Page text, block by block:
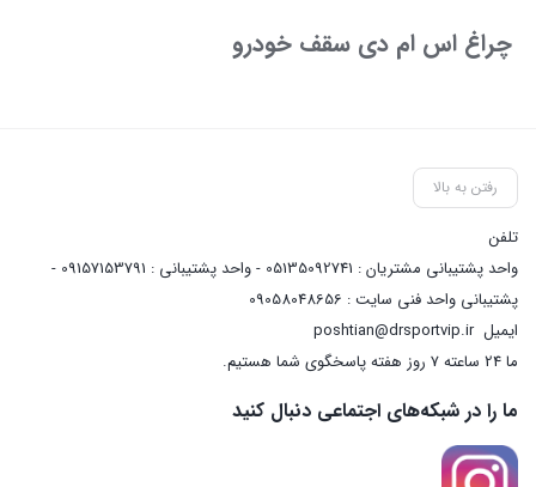
چراغ اس ام دی سقف خودرو
رفتن به بالا
تلفن
واحد پشتیبانی مشتریان : 05135092741 - واحد پشتیبانی : 09157153791 -
پشتیبانی واحد فنی سایت : 09058048656
ایمیلposhtian@drsportvip.ir
ما 24 ساعته 7 روز هفته پاسخگوی شما هستیم.
ما را در شبکه‌های اجتماعی دنبال کنید